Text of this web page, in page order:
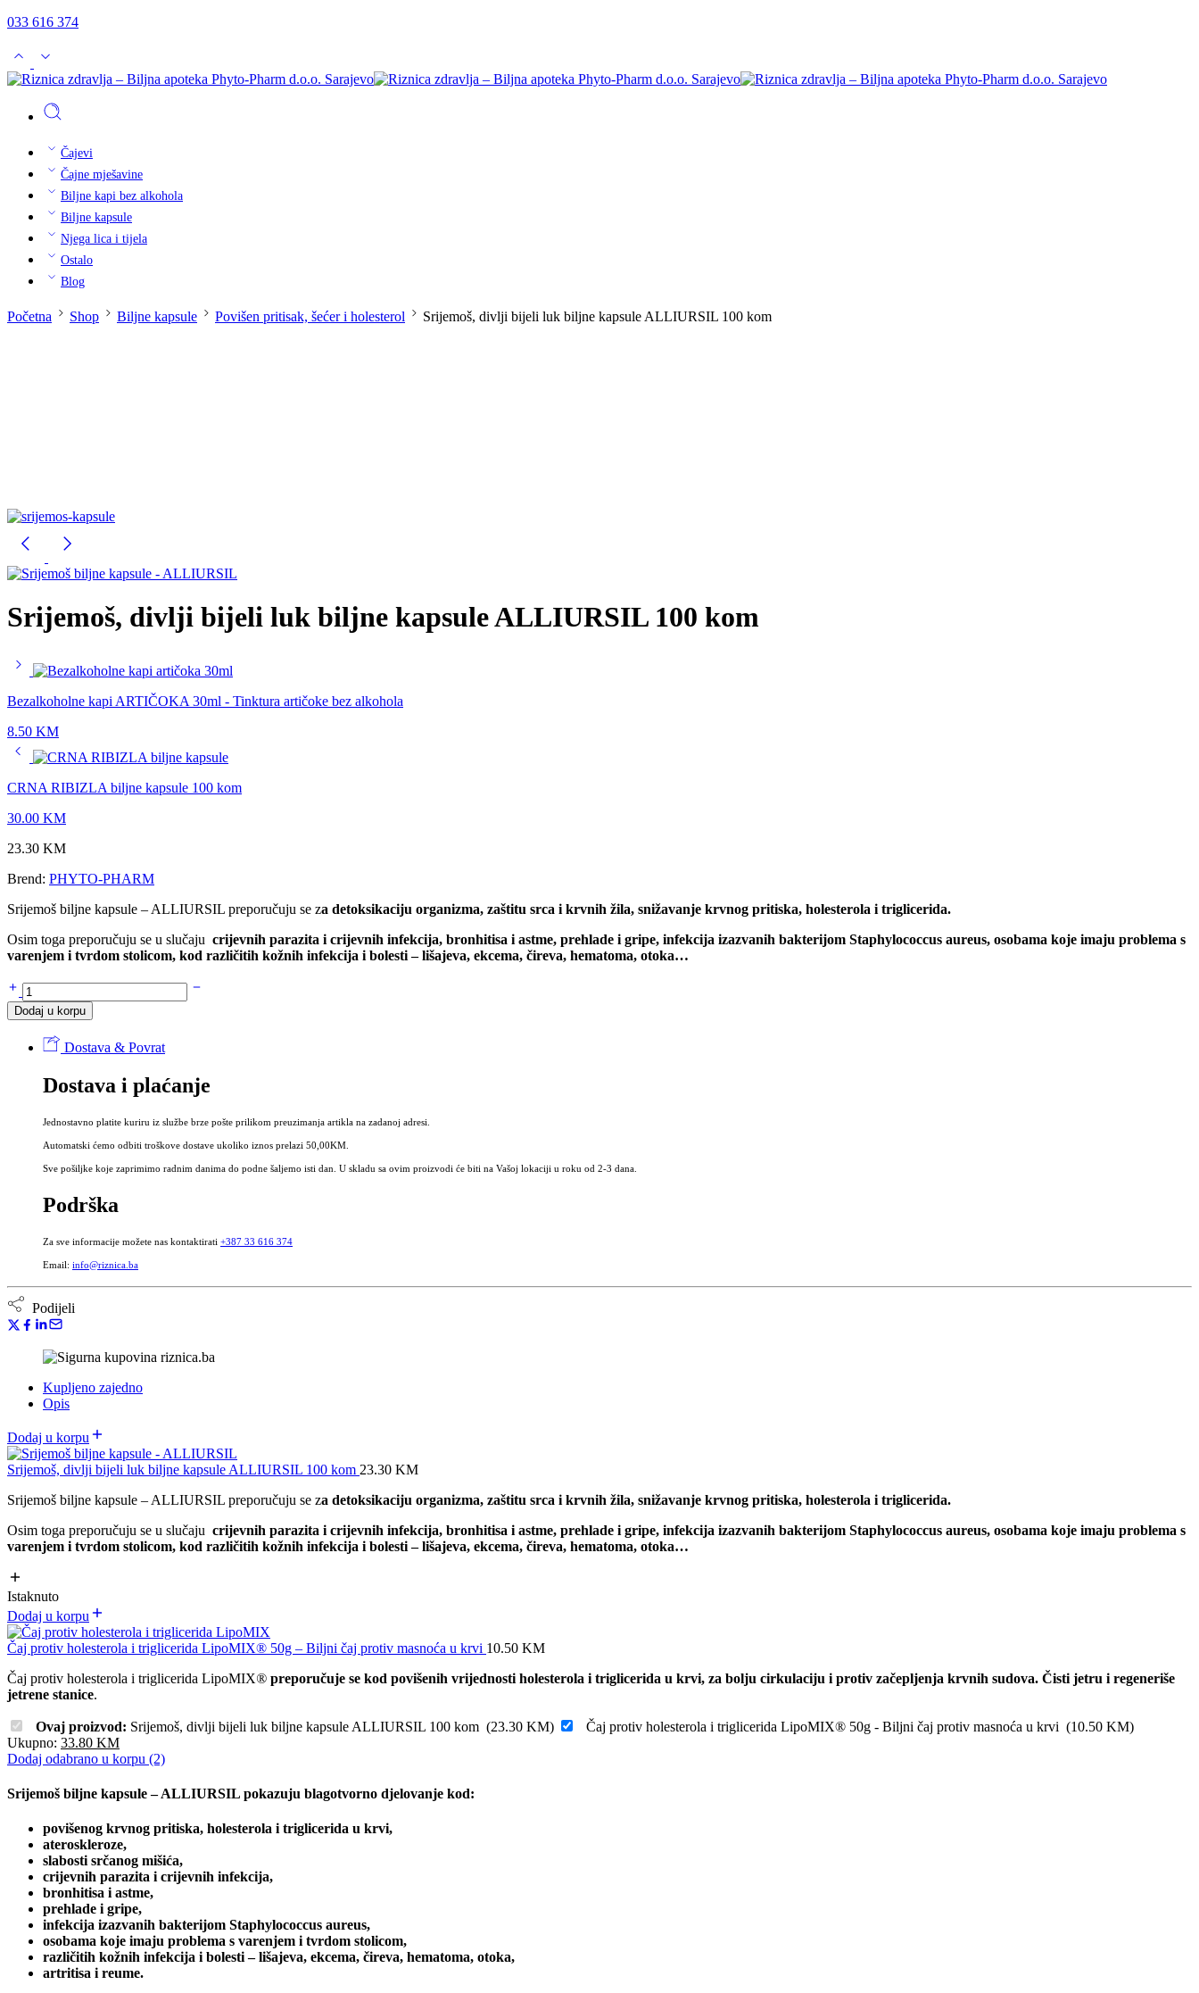
033 616 374
Čajevi
Čajne mješavine
Biljne kapi bez alkohola
Biljne kapsule
Njega lica i tijela
Ostalo
Blog
Početna Shop Biljne kapsule Povišen pritisak, šećer i holesterol Srijemoš, divlji bijeli luk biljne kapsule ALLIURSIL 100 kom
Srijemoš, divlji bijeli luk biljne kapsule ALLIURSIL 100 kom
Bezalkoholne kapi ARTIČOKA 30ml - Tinktura artičoke bez alkohola
8.50 KM
CRNA RIBIZLA biljne kapsule 100 kom
30.00 KM
23.30 KM
Brend: PHYTO-PHARM
Srijemoš biljne kapsule – ALLIURSIL preporučuju se za detoksikaciju organizma, zaštitu srca i krvnih žila, snižavanje krvnog pritiska, holesterola i triglicerida.
Osim toga preporučuju se u slučaju crijevnih parazita i crijevnih infekcija, bronhitisa i astme, prehlade i gripe, infekcija izazvanih bakterijom Staphylococcus aureus, osobama koje imaju problema s
varenjem i tvrdom stolicom, kod različitih kožnih infekcija i bolesti – lišajeva, ekcema, čireva, hematoma, otoka…
Srijemoš,
divlji
bijeli
biljne
ALLIURSIL
količina
Dodaj u korpu
Dostava & Povrat
Dostava i plaćanje
Jednostavno platite kuriru iz službe brze pošte prilikom preuzimanja artikla na zadanoj adresi.
Automatski ćemo odbiti troškove dostave ukoliko iznos prelazi 50,00KM.
Sve pošiljke koje zaprimimo radnim danima do podne šaljemo isti dan. U skladu sa ovim proizvodi će biti na Vašoj lokaciji u roku od 2-3 dana.
Podrška
Za sve informacije možete nas kontaktirati +387 33 616 374
Email: info@riznica.ba
Podijeli
Kupljeno zajedno
Opis
Dodaj u korpu
Srijemoš, divlji bijeli luk biljne kapsule ALLIURSIL 100 kom 23.30 KM
Srijemoš biljne kapsule – ALLIURSIL preporučuju se za detoksikaciju organizma, zaštitu srca i krvnih žila, snižavanje krvnog pritiska, holesterola i triglicerida.
Osim toga preporučuju se u slučaju crijevnih parazita i crijevnih infekcija, bronhitisa i astme, prehlade i gripe, infekcija izazvanih bakterijom Staphylococcus aureus, osobama koje imaju problema s
varenjem i tvrdom stolicom, kod različitih kožnih infekcija i bolesti – lišajeva, ekcema, čireva, hematoma, otoka…
Istaknuto
Dodaj u korpu
Čaj protiv holesterola i triglicerida LipoMIX® 50g – Biljni čaj protiv masnoća u krvi 10.50 KM
Čaj protiv holesterola i triglicerida LipoMIX® preporučuje se kod povišenih vrijednosti holesterola i triglicerida u krvi, za bolju cirkulaciju i protiv začepljenja krvnih sudova. Čisti jetru i regeneriše
jetrene stanice.
Ovaj proizvod: Srijemoš, divlji bijeli luk biljne kapsule ALLIURSIL 100 kom (23.30 KM) Čaj protiv holesterola i triglicerida LipoMIX® 50g - Biljni čaj protiv masnoća u krvi (10.50 KM)
Ukupno: 33.80 KM
Dodaj odabrano u korpu (2)
Srijemoš biljne kapsule – ALLIURSIL pokazuju blagotvorno djelovanje kod:
povišenog krvnog pritiska, holesterola i triglicerida u krvi,
ateroskleroze,
slabosti srčanog mišića,
crijevnih parazita i crijevnih infekcija,
bronhitisa i astme,
prehlade i gripe,
infekcija izazvanih bakterijom Staphylococcus aureus,
osobama koje imaju problema s varenjem i tvrdom stolicom,
različitih kožnih infekcija i bolesti – lišajeva, ekcema, čireva, hematoma, otoka,
artritisa i reume.